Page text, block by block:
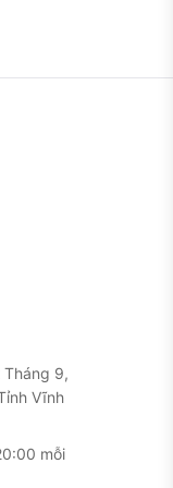
Tháng 9,
Vĩnh
mỗi